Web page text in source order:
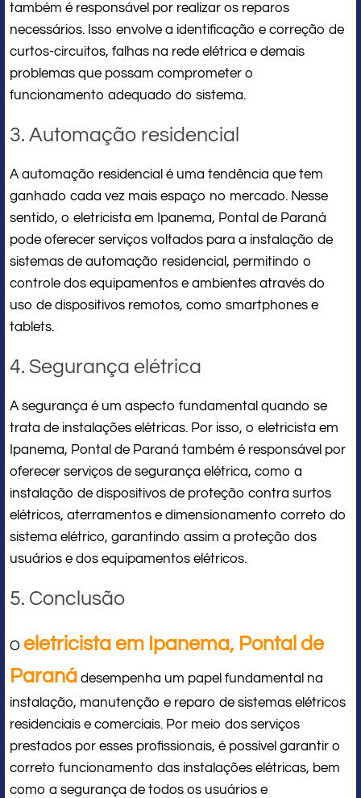
também é responsável por realizar os reparos
necessários. Isso envolve a identificação e correção de
curtos-circuitos, falhas na rede elétrica e demais
problemas que possam comprometer o
funcionamento adequado do sistema.
3. Automação residencial
A automação residencial é uma tendência que tem
ganhado cada vez mais espaço no mercado. Nesse
sentido, o eletricista em Ipanema, Pontal de Paraná
pode oferecer serviços voltados para a instalação de
sistemas de automação residencial, permitindo o
controle dos equipamentos e ambientes através do
uso de dispositivos remotos, como smartphones e
tablets.
4. Segurança elétrica
A segurança é um aspecto fundamental quando se
trata de instalações elétricas. Por isso, o eletricista em
Ipanema, Pontal de Paraná também é responsável por
oferecer serviços de segurança elétrica, como a
instalação de dispositivos de proteção contra surtos
elétricos, aterramentos e dimensionamento correto do
sistema elétrico, garantindo assim a proteção dos
usuários e dos equipamentos elétricos.
5. Conclusão
O eletricista em Ipanema, Pontal de
Paraná desempenha um papel fundamental na
instalação, manutenção e reparo de sistemas elétricos
residenciais e comerciais. Por meio dos serviços
prestados por esses profissionais, é possível garantir o
correto funcionamento das instalações elétricas, bem
como a segurança de todos os usuários e